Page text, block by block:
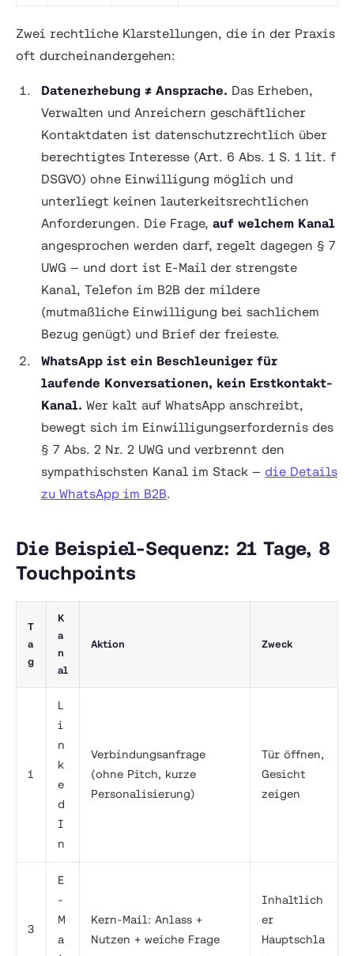
Zwei rechtliche Klarstellungen, die in der Praxis
oft durcheinandergehen:
Datenerhebung ≠ Ansprache. Das Erheben,
Verwalten und Anreichern geschäftlicher
Kontaktdaten ist datenschutzrechtlich über
berechtigtes Interesse (Art. 6 Abs. 1 S. 1 lit. f
DSGVO) ohne Einwilligung möglich und
unterliegt keinen lauterkeitsrechtlichen
Anforderungen. Die Frage, auf welchem Kanal
angesprochen werden darf, regelt dagegen § 7
UWG — und dort ist E-Mail der strengste
Kanal, Telefon im B2B der mildere
(mutmaßliche Einwilligung bei sachlichem
Bezug genügt) und Brief der freieste.
WhatsApp ist ein Beschleuniger für
laufende Konversationen, kein Erstkontakt-
Kanal. Wer kalt auf WhatsApp anschreibt,
bewegt sich im Einwilligungserfordernis des
§ 7 Abs. 2 Nr. 2 UWG und verbrennt den
sympathischsten Kanal im Stack — die Details
zu WhatsApp im B2B.
Die Beispiel-Sequenz: 21 Tage, 8
Touchpoints
T
a
g
K
a
n
al
Aktion Zweck
1
L
i
n
k
e
d
I
n
Verbindungsanfrage
(ohne Pitch, kurze
Personalisierung)
Tür öffnen,
Gesicht
zeigen
3
E
-
M
a
Kern-Mail: Anlass +
Nutzen + weiche Frage
Inhaltlich
er
Hauptschla